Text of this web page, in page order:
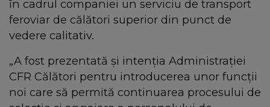
în cadrul companiei un serviciu de transport
feroviar de călători superior din punct de
vedere calitativ.
„A fost prezentată și intenția Administrației
CFR Călători pentru introducerea unor funcții
noi care să permită continuarea procesului de